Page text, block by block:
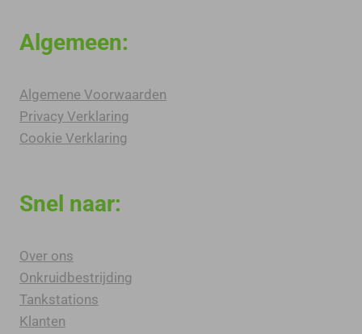
Algemeen:
Algemene Voorwaarden
Privacy Verklaring
Cookie Verklaring
Snel naar:
Over ons
Onkruidbestrijding
Tankstations
Klanten